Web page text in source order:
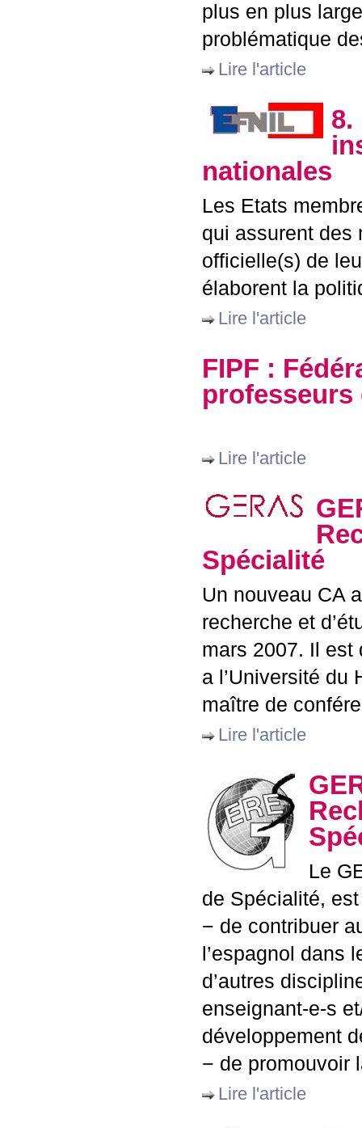
plus en plus
problématique
Lire l'article
8.
nationales
Les Etats
qui assurent des
officielle(s) de
élaborent la
Lire l'article
FIPF :
professeurs
Lire l'article
Spécialité
Un nouveau CA
recherche et
mars 2007. Il est
a l’Université du
maître de
Lire l'article
Le
de Spécialité,
− de contribuer
l’espagnol dans
d’autres
enseignant-e-s
développement
− de promouvoir
Lire l'article